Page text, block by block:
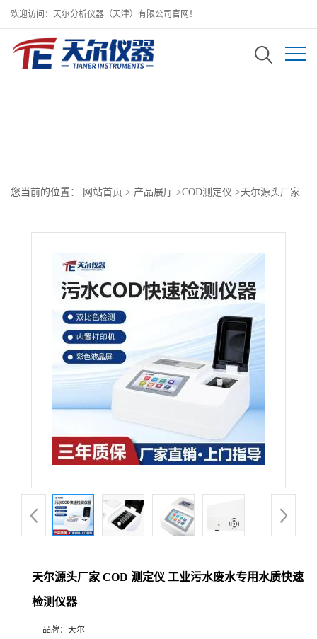
欢迎访问：天尔分析仪器（天津）有限公司官网！
您当前的位置： 网站首页 > 产品展厅 >COD测定仪 >天尔源头厂家
天尔源头厂家 COD 测定仪 工业污水废水专用水质快速
检测仪器
品牌： 天尔